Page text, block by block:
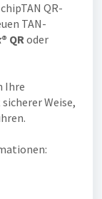
QR-
TAN-
® QRoder
Ihre
Weise,